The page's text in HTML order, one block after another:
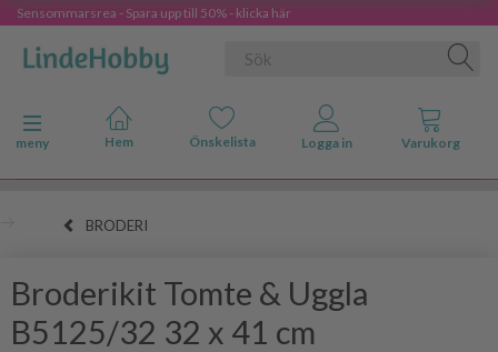
Sensommarsrea - Spara upp till 50% - klicka här
Ändra navigering
meny
BRODERI
Broderikit Tomte & Uggla
B5125/32 32 x 41 cm